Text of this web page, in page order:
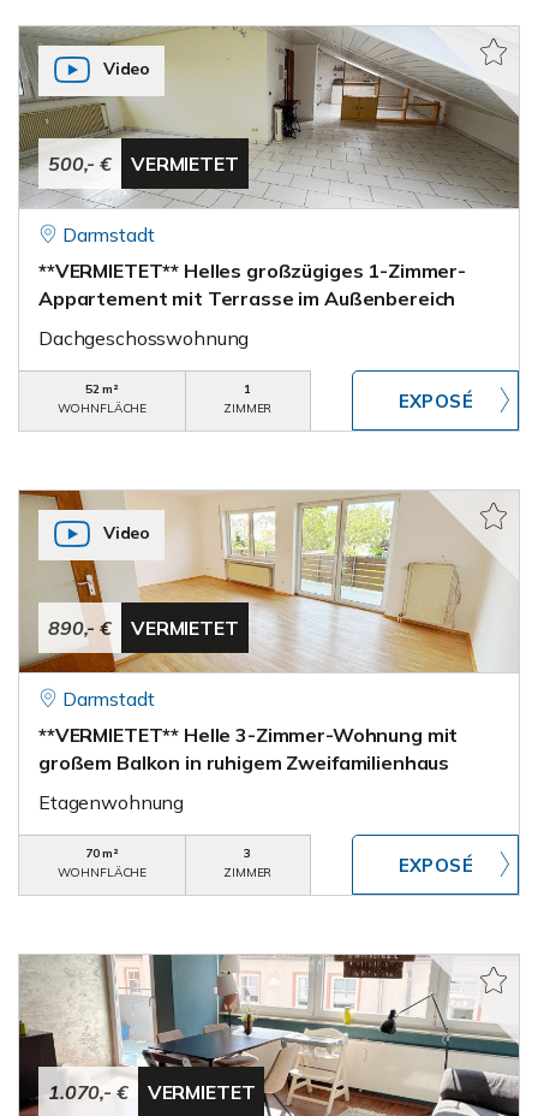
500,- € VERMIETET
Video
Darmstadt
**VERMIETET** Helles großzügiges 1-Zimmer-
Appartement mit Terrasse im Außenbereich
Dachgeschosswohnung
52 m²
WOHNFLÄCHE
1
ZIMMER
890,- € VERMIETET
Video
Darmstadt
**VERMIETET** Helle 3-Zimmer-Wohnung mit
großem Balkon in ruhigem Zweifamilienhaus
Etagenwohnung
70 m²
WOHNFLÄCHE
3
ZIMMER
1.070,- € VERMIETET